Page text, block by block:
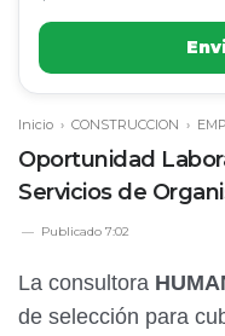
Inicio › CONSTRUCCION ›
Oportunidad
Servicios de
Publicado 7:02
La consultora
de selección para